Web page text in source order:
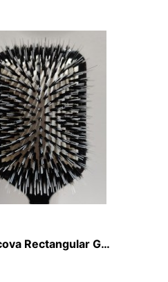
SO.CAP Escova Rectangular Grande